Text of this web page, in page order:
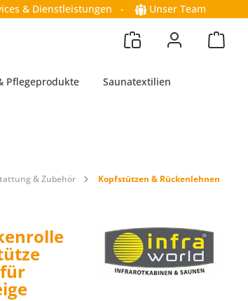
& Dienstleistungen - Unser Team
Pflegeprodukte Saunatextilien
& Zubehör Kopfstützen & Rückenlehnen